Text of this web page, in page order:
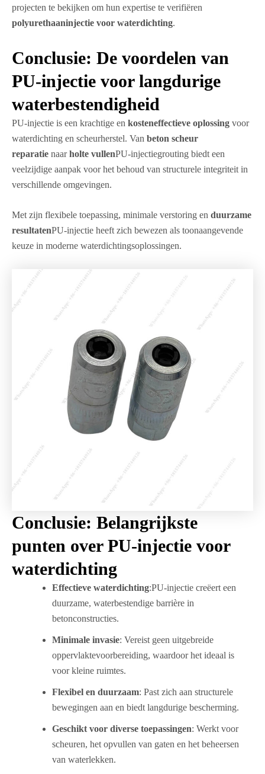
projecten te bekijken om hun expertise te verifiëren
polyurethaaninjectie voor waterdichting.
Conclusie: De voordelen van
PU-injectie voor langdurige
waterbestendigheid
PU-injectie is een krachtige en kosteneffectieve oplossing voor
waterdichting en scheurherstel. Van beton scheur
reparatie naarholte vullenPU-injectiegrouting biedt een
veelzijdige aanpak voor het behoud van structurele integriteit in
verschillende omgevingen.
Met zijn flexibele toepassing, minimale verstoring en duurzame
resultatenPU-injectie heeft zich bewezen als toonaangevende
keuze in moderne waterdichtingsoplossingen.
Conclusie: Belangrijkste
punten over PU-injectie voor
waterdichting
Effectieve waterdichting:PU-injectie creëert een
duurzame, waterbestendige barrière in
betonconstructies.
Minimale invasie: Vereist geen uitgebreide
oppervlaktevoorbereiding, waardoor het ideaal is
voor kleine ruimtes.
Flexibel en duurzaam: Past zich aan structurele
bewegingen aan en biedt langdurige bescherming.
Geschikt voor diverse toepassingen: Werkt voor
scheuren, het opvullen van gaten en het beheersen
van waterlekken.